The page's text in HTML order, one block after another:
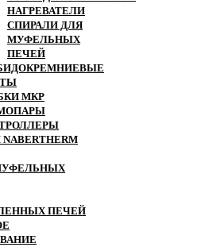
НАГРЕВАТЕЛИ
СПИРАЛИ ДЛЯ
МУФЕЛЬНЫХ
ПЕЧЕЙ
МКР
ПЕЧЕЙ